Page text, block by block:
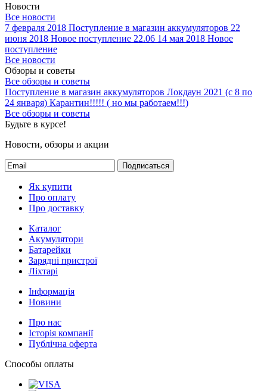
Новости
Все новости
7 февраля 2018 Поступление в магазин аккумуляторов 22
июня 2018 Новое поступление 22.06 14 мая 2018 Новое
поступление
Все новости
Обзоры и советы
Все обзоры и советы
Поступление в магазин аккумуляторов Локдаун 2021 (с 8 по
24 января) Карантин!!!!! ( но мы работаем!!!)
Все обзоры и советы
Будьте в курсе!
Новости, обзоры и акции
Подписаться
Як купити
Про оплату
Про доставку
Каталог
Акумулятори
Батарейки
Зарядні пристрої
Ліхтарі
Інформація
Новини
Про нас
Історія компанії
Публічна оферта
Способы оплаты